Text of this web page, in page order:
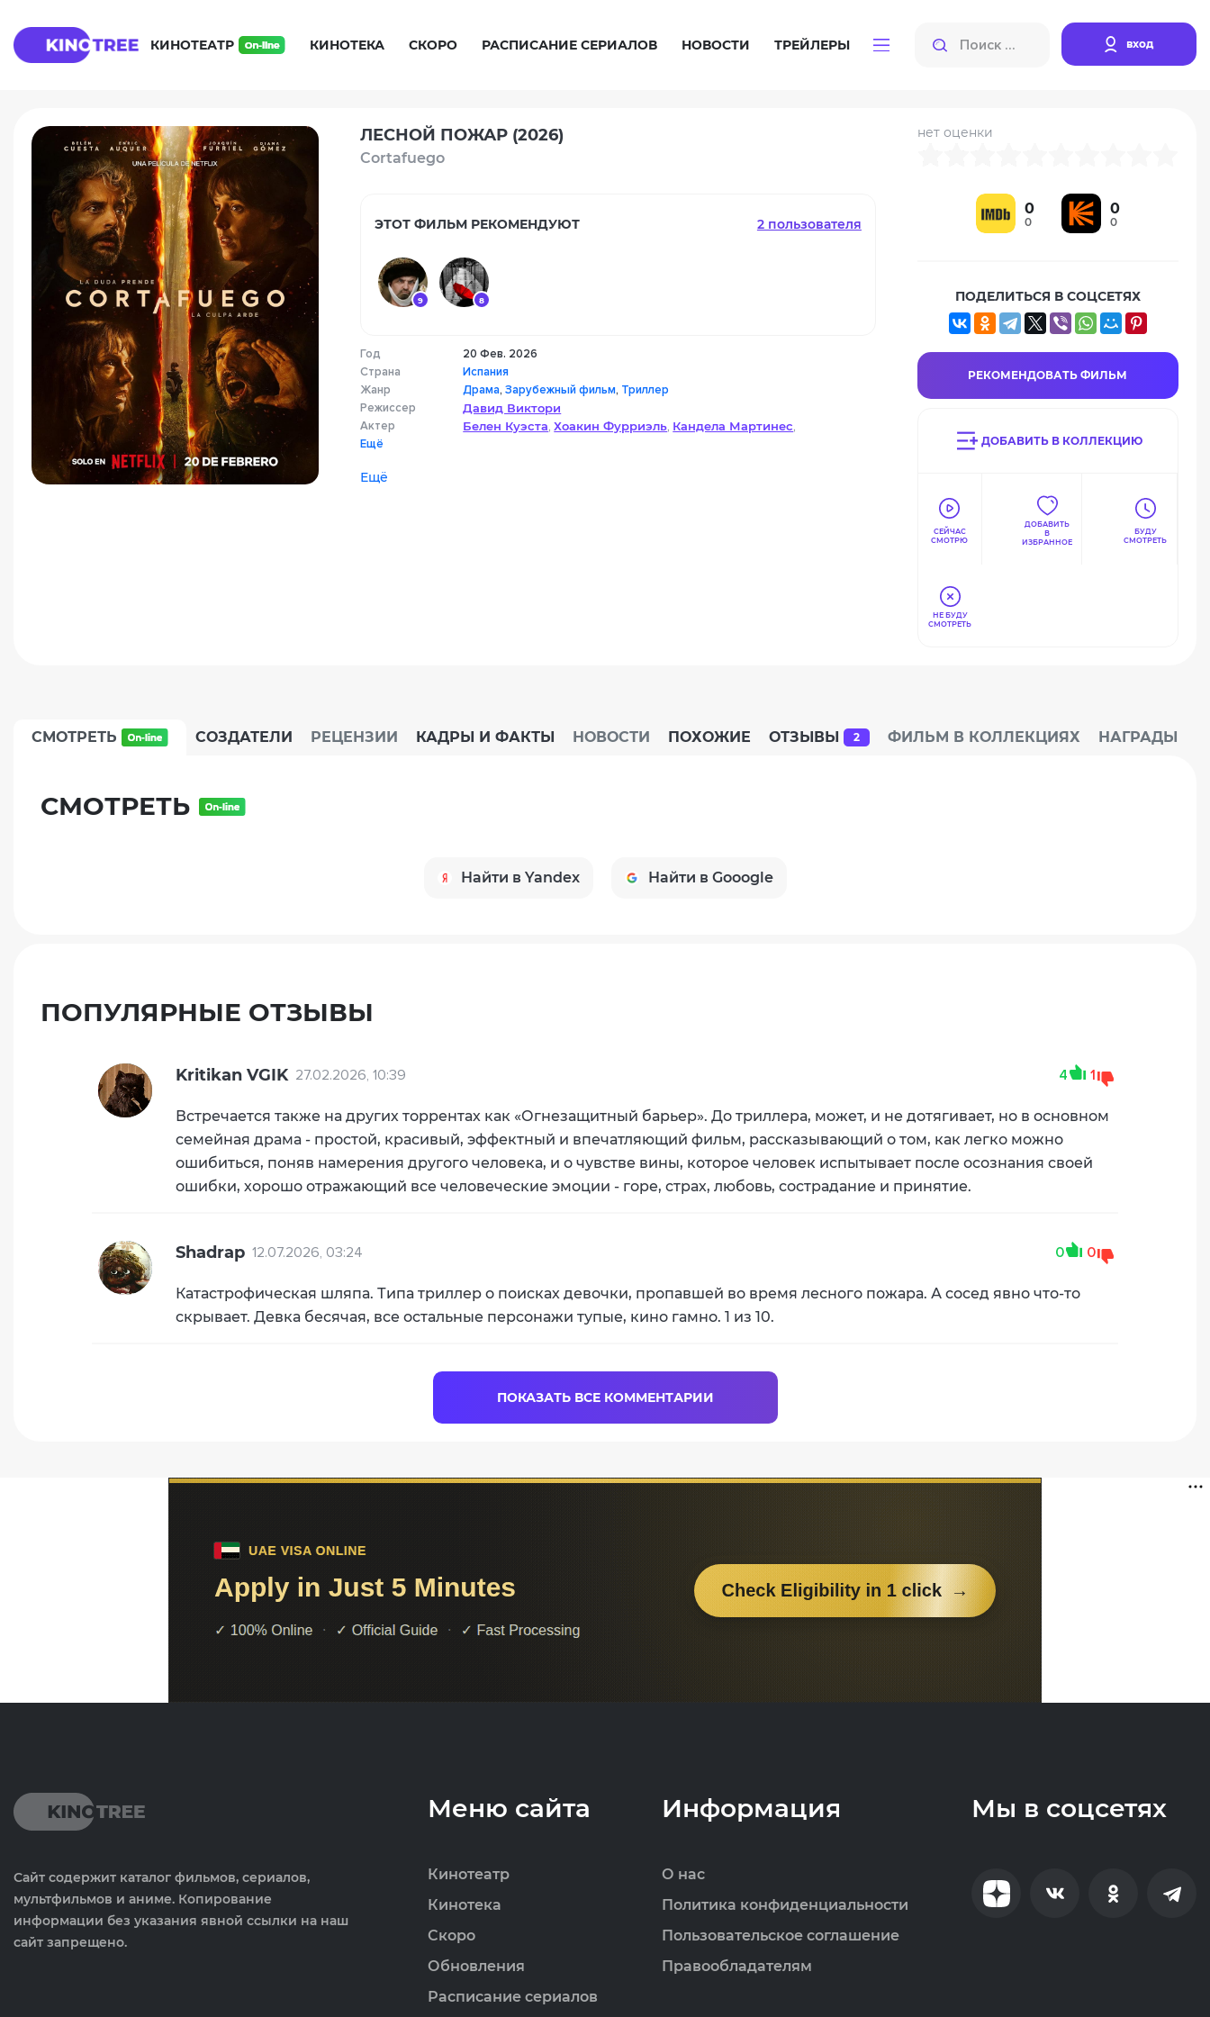
КИНОТЕАТР КИНОТЕКА СКОРО РАСПИСАНИЕ СЕРИАЛОВ НОВОСТИ ТРЕЙЛЕРЫ вход
ЛЕСНОЙ ПОЖАР (2026)
Cortafuego
ЭТОТ ФИЛЬМ РЕКОМЕНДУЮТ 2 пользователя
9 8
Год
Страна
Жанр
Режиссер
Актер
Ещё
20 Фев. 2026
Испания
Драма,Зарубежный фильм, Триллер
Давид Виктори
Белен Куэста,Хоакин Фурриэль, Кандела Мартинес,
Ещё
нет оценки
0
0
0
0
ПОДЕЛИТЬСЯ В СОЦСЕТЯХ
РЕКОМЕНДОВАТЬ ФИЛЬМ
ДОБАВИТЬ В КОЛЛЕКЦИЮ
СЕЙЧАС
СМОТРЮ
ДОБАВИТЬ
В
ИЗБРАННОЕ
БУДУ
СМОТРЕТЬ
НЕ БУДУ
СМОТРЕТЬ
СМОТРЕТЬ СОЗДАТЕЛИ РЕЦЕНЗИИ КАДРЫ И ФАКТЫ НОВОСТИ ПОХОЖИЕ ОТЗЫВЫ 2 ФИЛЬМ В КОЛЛЕКЦИЯХ НАГРАДЫ
СМОТРЕТЬ
Найти в Yandex Найти в Gooogle
ПОПУЛЯРНЫЕ ОТЗЫВЫ
Kritikan VGIK 27.02.2026, 10:39 4 1
Встречается также на других торрентах как «Огнезащитный барьер». До триллера, может, и не дотягивает, но в основном
семейная драма - простой, красивый, эффектный и впечатляющий фильм, рассказывающий о том, как легко можно
ошибиться, поняв намерения другого человека, и о чувстве вины, которое человек испытывает после осознания своей
ошибки, хорошо отражающий все человеческие эмоции - горе, страх, любовь, сострадание и принятие.
Shadrap 12.07.2026, 03:24 0 0
Катастрофическая шляпа. Типа триллер о поисках девочки, пропавшей во время лесного пожара. А сосед явно что-то
скрывает. Девка бесячая, все остальные персонажи тупые, кино гамно. 1 из 10.
ПОКАЗАТЬ ВСЕ КОММЕНТАРИИ
Сайт содержит каталог фильмов, сериалов,
мультфильмов и аниме. Копирование
информации без указания явной ссылки на наш
сайт запрещено.
Меню сайта
Кинотеатр
Кинотека
Скоро
Обновления
Расписание сериалов
Информация
О нас
Политика конфиденциальности
Пользовательское соглашение
Правообладателям
Мы в соцсетях